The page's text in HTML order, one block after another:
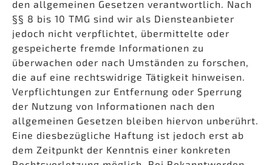
den allgemeinen Gesetzen verantwortlich. Nach
§§ 8 bis 10 TMG sind wir als Diensteanbieter
jedoch nicht verpflichtet, übermittelte oder
gespeicherte fremde Informationen zu
überwachen oder nach Umständen zu forschen,
die auf eine rechtswidrige Tätigkeit hinweisen.
Verpflichtungen zur Entfernung oder Sperrung
der Nutzung von Informationen nach den
allgemeinen Gesetzen bleiben hiervon unberührt.
Eine diesbezügliche Haftung ist jedoch erst ab
dem Zeitpunkt der Kenntnis einer konkreten